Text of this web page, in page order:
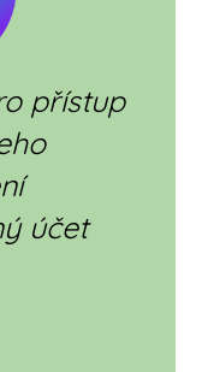
přístup
účet